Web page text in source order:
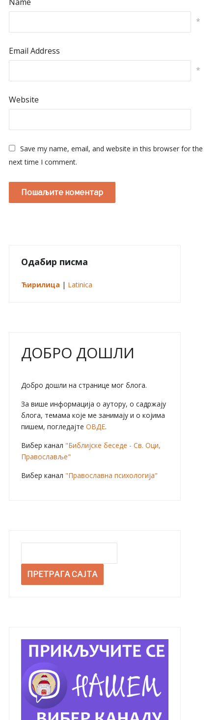
*
Email Address
*
Website
Save my name, email, and website in this browser for the
next time I comment.
Одабир писма
Ћирилица | Latinica
ДОБРО ДОШЛИ
Добро дошли на странице мог блога.
За више информација о аутору, о садржају
блога, темама које ме занимају и о којима
пишем, погледајте ОВДЕ.
Вибер канал "Библијске беседе - Св. Оци,
Православље"
Вибер канал "Православна психологија"